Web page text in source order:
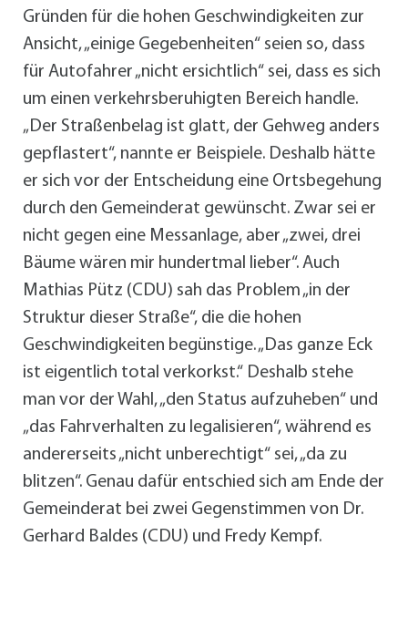
Gründen für die hohen Geschwindigkeiten zur
Ansicht, „einige Gegebenheiten“ seien so, dass
für Autofahrer „nicht ersichtlich“ sei, dass es sich
um einen verkehrsberuhigten Bereich handle.
„Der Straßenbelag ist glatt, der Gehweg anders
gepflastert“, nannte er Beispiele. Deshalb hätte
er sich vor der Entscheidung eine Ortsbegehung
durch den Gemeinderat gewünscht. Zwar sei er
nicht gegen eine Messanlage, aber „zwei, drei
Bäume wären mir hundertmal lieber“. Auch
Mathias Pütz (CDU) sah das Problem „in der
Struktur dieser Straße“, die die hohen
Geschwindigkeiten begünstige. „Das ganze Eck
ist eigentlich total verkorkst.“ Deshalb stehe
man vor der Wahl, „den Status aufzuheben“ und
„das Fahrverhalten zu legalisieren“, während es
andererseits „nicht unberechtigt“ sei, „da zu
blitzen“. Genau dafür entschied sich am Ende der
Gemeinderat bei zwei Gegenstimmen von Dr.
Gerhard Baldes (CDU) und Fredy Kempf.